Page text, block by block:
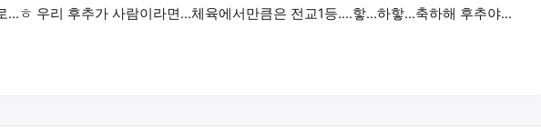
...ㅎ 우리 후추가 사람이라면...체육에서만큼은 전교1등....핳...하핳...축하해 후추야...